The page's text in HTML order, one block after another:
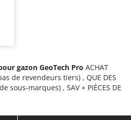
bois - Scies à bûches
gazon GeoTech Pro ACHAT
de revendeurs tiers) , QUE DES
sous-marques) , SAV + PIÈCES DE